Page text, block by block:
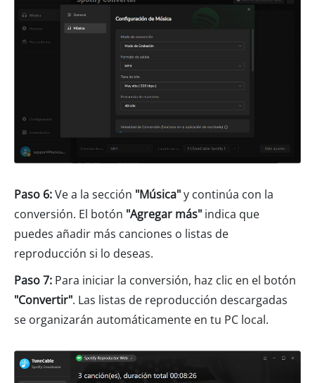
Paso 6:Ve a la sección "Música"y continúa con la
conversión. El botón "Agregar más" indica que
puedes añadir más canciones o listas de
reproducción si lo deseas.
Paso 7: Para iniciar la conversión, haz clic en el botón
"Convertir". Las listas de reproducción descargadas
se organizarán automáticamente en tu PC local.